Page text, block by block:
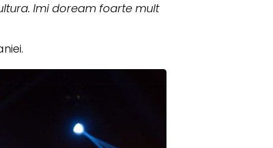
Imi doream foarte mult